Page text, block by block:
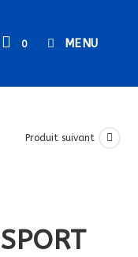
0 MENU
Produit suivant